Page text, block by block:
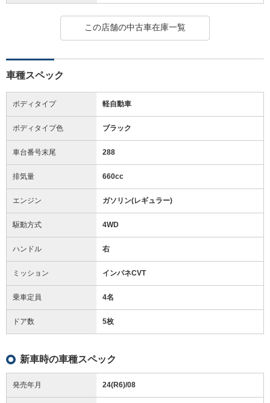
この店舗の中古車在庫一覧
車種スペック
ボディタイプ 軽自動車
ボディタイプ色 ブラック
車台番号末尾 288
排気量 660cc
エンジン ガソリン(レギュラー)
駆動方式 4WD
ハンドル 右
ミッション インパネCVT
乗車定員 4名
ドア数 5枚
新車時の車種スペック
発売年月 24(R6)/08